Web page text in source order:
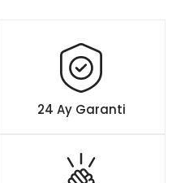
24 Ay Garanti